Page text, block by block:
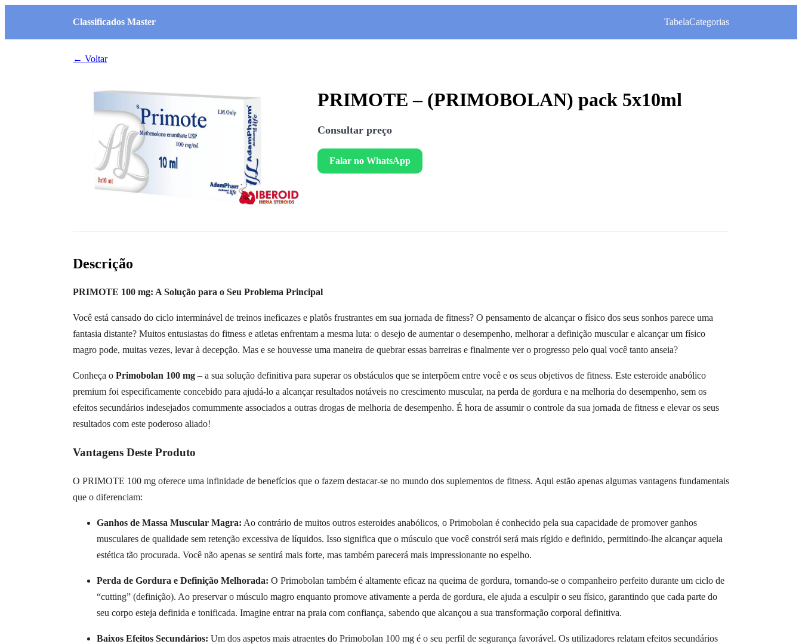
Classificados Master TabelaCategorias
← Voltar
PRIMOTE – (PRIMOBOLAN) pack 5x10ml
Consultar preço
Falar no WhatsApp
Descrição
PRIMOTE 100 mg: A Solução para o Seu Problema Principal
Você está cansado do ciclo interminável de treinos ineficazes e platôs frustrantes em sua jornada de fitness? O pensamento de alcançar o físico dos seus sonhos parece uma
fantasia distante? Muitos entusiastas do fitness e atletas enfrentam a mesma luta: o desejo de aumentar o desempenho, melhorar a definição muscular e alcançar um físico
magro pode, muitas vezes, levar à decepção. Mas e se houvesse uma maneira de quebrar essas barreiras e finalmente ver o progresso pelo qual você tanto anseia?
Conheça o Primobolan 100 mg – a sua solução definitiva para superar os obstáculos que se interpõem entre você e os seus objetivos de fitness. Este esteroide anabólico
premium foi especificamente concebido para ajudá-lo a alcançar resultados notáveis no crescimento muscular, na perda de gordura e na melhoria do desempenho, sem os
efeitos secundários indesejados comummente associados a outras drogas de melhoria de desempenho. É hora de assumir o controle da sua jornada de fitness e elevar os seus
resultados com este poderoso aliado!
Vantagens Deste Produto
O PRIMOTE 100 mg oferece uma infinidade de benefícios que o fazem destacar-se no mundo dos suplementos de fitness. Aqui estão apenas algumas vantagens fundamentais
que o diferenciam:
Ganhos de Massa Muscular Magra: Ao contrário de muitos outros esteroides anabólicos, o Primobolan é conhecido pela sua capacidade de promover ganhos
musculares de qualidade sem retenção excessiva de líquidos. Isso significa que o músculo que você constrói será mais rígido e definido, permitindo-lhe alcançar aquela
estética tão procurada. Você não apenas se sentirá mais forte, mas também parecerá mais impressionante no espelho.
Perda de Gordura e Definição Melhorada: O Primobolan também é altamente eficaz na queima de gordura, tornando-se o companheiro perfeito durante um ciclo de
“cutting” (definição). Ao preservar o músculo magro enquanto promove ativamente a perda de gordura, ele ajuda a esculpir o seu físico, garantindo que cada parte do
seu corpo esteja definida e tonificada. Imagine entrar na praia com confiança, sabendo que alcançou a sua transformação corporal definitiva.
Baixos Efeitos Secundários: Um dos aspetos mais atraentes do Primobolan 100 mg é o seu perfil de segurança favorável. Os utilizadores relatam efeitos secundários